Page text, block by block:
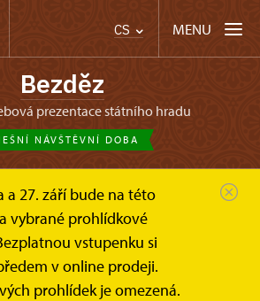
CS MENU
Bezděz
prezentace státního hradu
NÁVŠTĚVNÍ DOBA
a 27. září bude na této
vybrané prohlídkové
vstupenku si
v online prodeji.
prohlídek je omezená.
Manský palác
paláce